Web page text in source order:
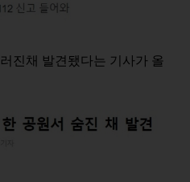
진채 발견됐다는 기사가 올